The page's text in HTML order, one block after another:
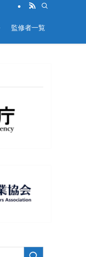
監修者一覧